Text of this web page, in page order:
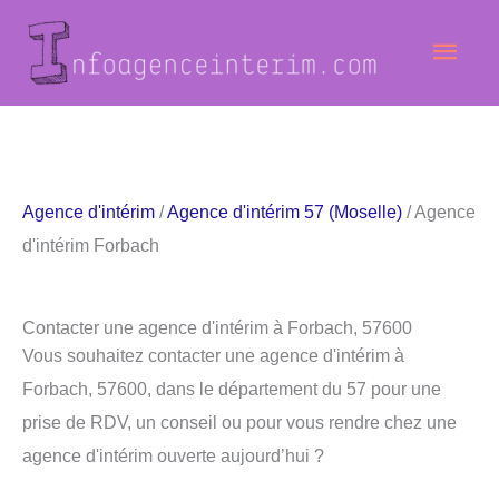
contenu
Agence d'intérim /Agence d'intérim 57 (Moselle) / Agence
d'intérim Forbach
Contacter une agence d'intérim à Forbach, 57600
Vous souhaitez contacter une agence d'intérim à
Forbach, 57600, dans le département du 57 pour une
prise de RDV, un conseil ou pour vous rendre chez une
agence d'intérim ouverte aujourd’hui ?